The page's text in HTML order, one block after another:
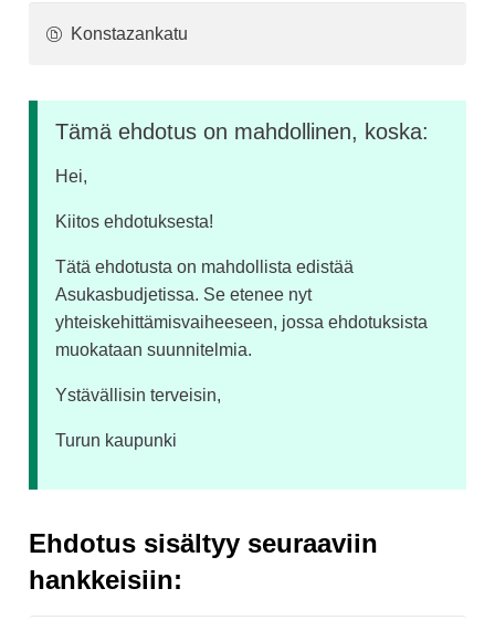
Konstazankatu
Tämä ehdotus on mahdollinen, koska:
Hei,
Kiitos ehdotuksesta!
Tätä ehdotusta on mahdollista edistää
Asukasbudjetissa. Se etenee nyt
yhteiskehittämisvaiheeseen, jossa ehdotuksista
muokataan suunnitelmia.
Ystävällisin terveisin,
Turun kaupunki
Ehdotus sisältyy seuraaviin
hankkeisiin: